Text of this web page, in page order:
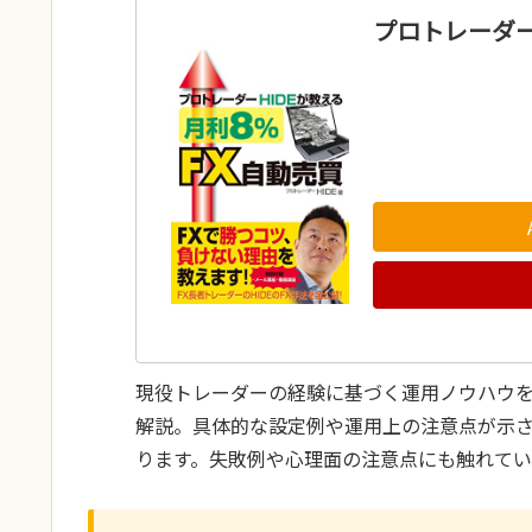
プロトレーダ
現役トレーダーの経験に基づく運用ノウハウ
解説。具体的な設定例や運用上の注意点が示
ります。失敗例や心理面の注意点にも触れて